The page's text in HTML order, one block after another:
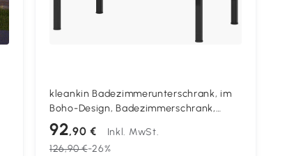
kleankin Badezimmerunterschrank, im
Boho-Design, Badezimmerschrank,
Rattan-Elemente, mit U-Ausschnitt,
Eiche
92,90 €
Inkl. MwSt.
126,90 €-26%